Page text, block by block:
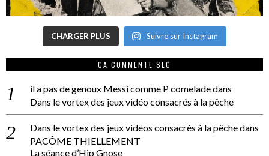
CHARGER PLUS Suivre sur Instagram
CA COMMENTE SEC
il a pas de genoux Messi comme P comeladedans
Dans le vortex des jeux vidéo consacrés à la pêche
Dans le vortex des jeux vidéos consacrés à la pêchedans
PACÔME THIELLEMENT
La séance d’Hip Gnose